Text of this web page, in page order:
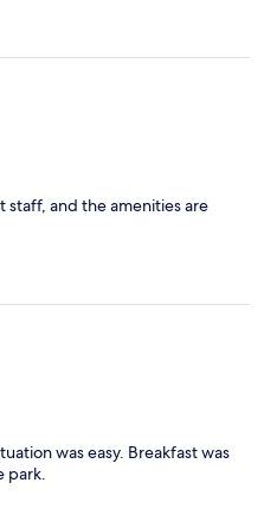
staff, and the amenities are
was easy. Breakfast was
park.